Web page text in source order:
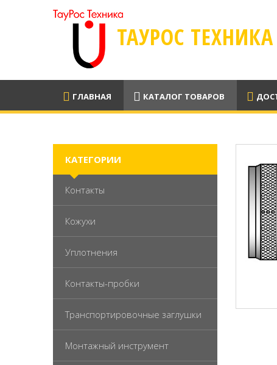
ТАУРОС ТЕХНИКА
ГЛАВНАЯ КАТАЛОГ ТОВАРОВ
КАТЕГОРИИ
Контакты
Кожухи
Уплотнения
Контакты-пробки
Транспортировочные заглушки
Монтажный инструмент